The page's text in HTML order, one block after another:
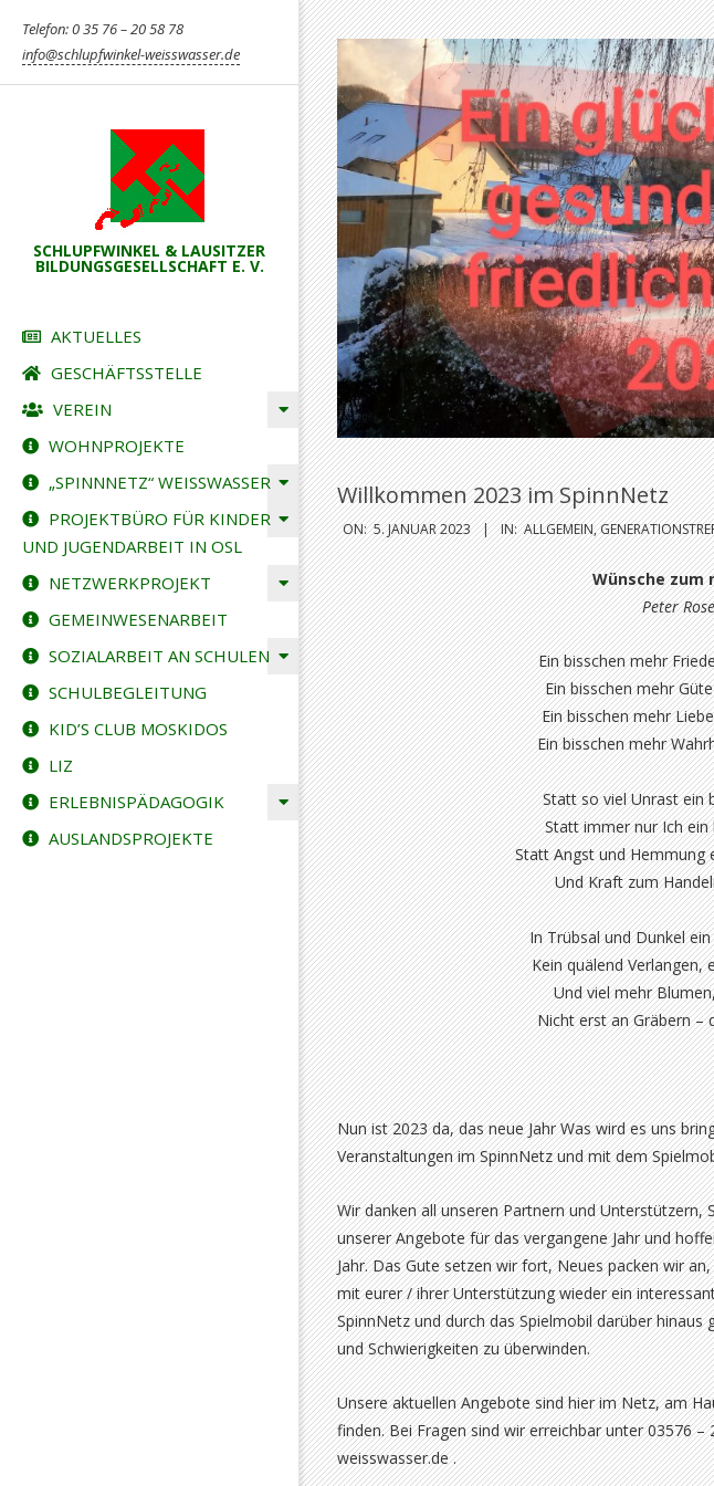
content
Telefon: 0 35 76 – 20 58 78
info@schlupfwinkel-weisswasser.de
SCHLUPFWINKEL & LAUSITZER
BILDUNGSGESELLSCHAFT E. V.
Primary
Menu
AKTUELLES
GESCHÄFTSSTELLE
VEREIN
WOHNPROJEKTE
„SPINNNETZ“ WEISSWASSER
PROJEKTBÜRO FÜR KINDER
UND JUGENDARBEIT IN OSL
NETZWERKPROJEKT
GEMEINWESENARBEIT
SOZIALARBEIT AN SCHULEN
SCHULBEGLEITUNG
KID’S CLUB MOSKIDOS
LIZ
ERLEBNISPÄDAGOGIK
AUSLANDSPROJEKTE
Willkommen 2023 im SpinnNetz
ON: 5. JANUAR 2023 IN: ALLGEMEIN,
Wünsche zum
Peter
Ein bisschen mehr
Ein bisschen mehr
Ein bisschen mehr
Ein bisschen mehr
Statt so viel Unrast ein
Statt immer nur Ich
Statt Angst und Hemmung
Und Kraft zum
In Trübsal und Dunkel
Kein quälend Verlangen,
Und viel mehr
Nicht erst an Gräbern –
Nun ist 2023 da, das neue Jahr Was wird es uns
Veranstaltungen im SpinnNetz und mit dem
Wir danken all unseren Partnern und Unterstützern,
unserer Angebote für das vergangene Jahr und
Jahr. Das Gute setzen wir fort, Neues packen wir
mit eurer / ihrer Unterstützung wieder ein
SpinnNetz und durch das Spielmobil darüber
und Schwierigkeiten zu überwinden.
Unsere aktuellen Angebote sind hier im Netz, am
finden. Bei Fragen sind wir erreichbar unter 03576
weisswasser.de .